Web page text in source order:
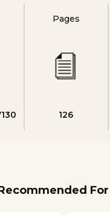
Pages
126
For